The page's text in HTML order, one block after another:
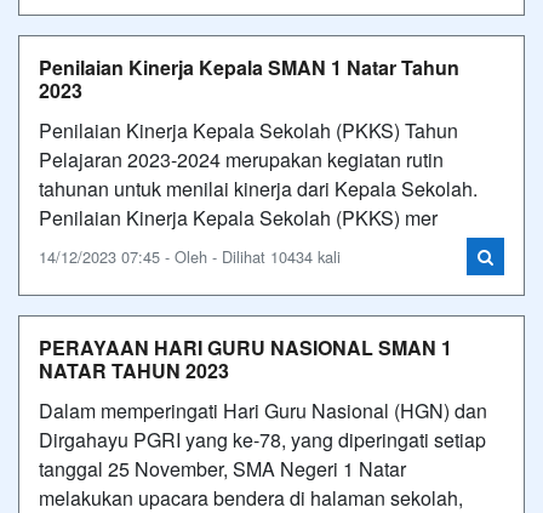
Penilaian Kinerja Kepala SMAN 1 Natar Tahun
2023
Penilaian Kinerja Kepala Sekolah (PKKS) Tahun
Pelajaran 2023-2024 merupakan kegiatan rutin
tahunan untuk menilai kinerja dari Kepala Sekolah.
Penilaian Kinerja Kepala Sekolah (PKKS) mer
14/12/2023 07:45 - Oleh - Dilihat 10434 kali
PERAYAAN HARI GURU NASIONAL SMAN 1
NATAR TAHUN 2023
Dalam memperingati Hari Guru Nasional (HGN) dan
Dirgahayu PGRI yang ke-78, yang diperingati setiap
tanggal 25 November, SMA Negeri 1 Natar
melakukan upacara bendera di halaman sekolah,